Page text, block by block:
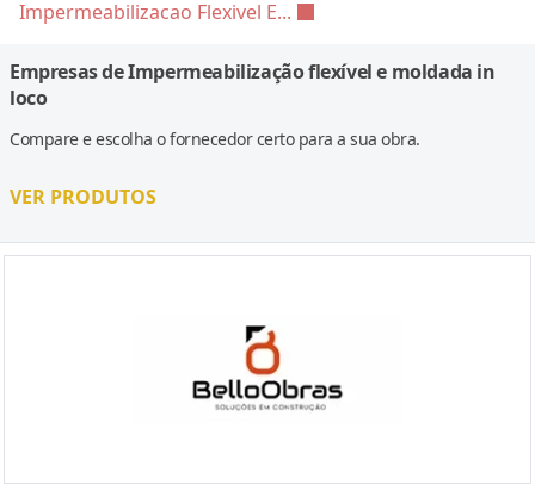
Impermeabilizacao Flexivel E...
Empresas de Impermeabilização flexível e moldada in
loco
Compare e escolha o fornecedor certo para a sua obra.
VER PRODUTOS